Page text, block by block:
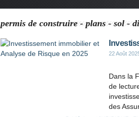
permis de construire - plans - sol -
22 Août
Dans la
de
des